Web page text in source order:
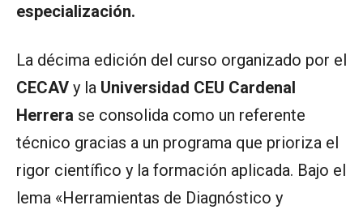
especialización.
La décima edición del curso organizado por el
CECAV y la Universidad CEU Cardenal
Herrera se consolida como un referente
técnico gracias a un programa que prioriza el
rigor científico y la formación aplicada. Bajo el
lema «Herramientas de Diagnóstico y